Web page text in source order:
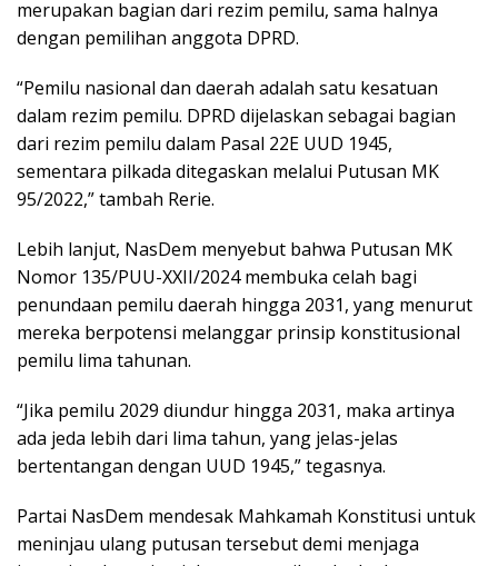
merupakan bagian dari rezim pemilu, sama halnya
dengan pemilihan anggota DPRD.
“Pemilu nasional dan daerah adalah satu kesatuan
dalam rezim pemilu. DPRD dijelaskan sebagai bagian
dari rezim pemilu dalam Pasal 22E UUD 1945,
sementara pilkada ditegaskan melalui Putusan MK
95/2022,” tambah Rerie.
Lebih lanjut, NasDem menyebut bahwa Putusan MK
Nomor 135/PUU-XXII/2024 membuka celah bagi
penundaan pemilu daerah hingga 2031, yang menurut
mereka berpotensi melanggar prinsip konstitusional
pemilu lima tahunan.
“Jika pemilu 2029 diundur hingga 2031, maka artinya
ada jeda lebih dari lima tahun, yang jelas-jelas
bertentangan dengan UUD 1945,” tegasnya.
Partai NasDem mendesak Mahkamah Konstitusi untuk
meninjau ulang putusan tersebut demi menjaga